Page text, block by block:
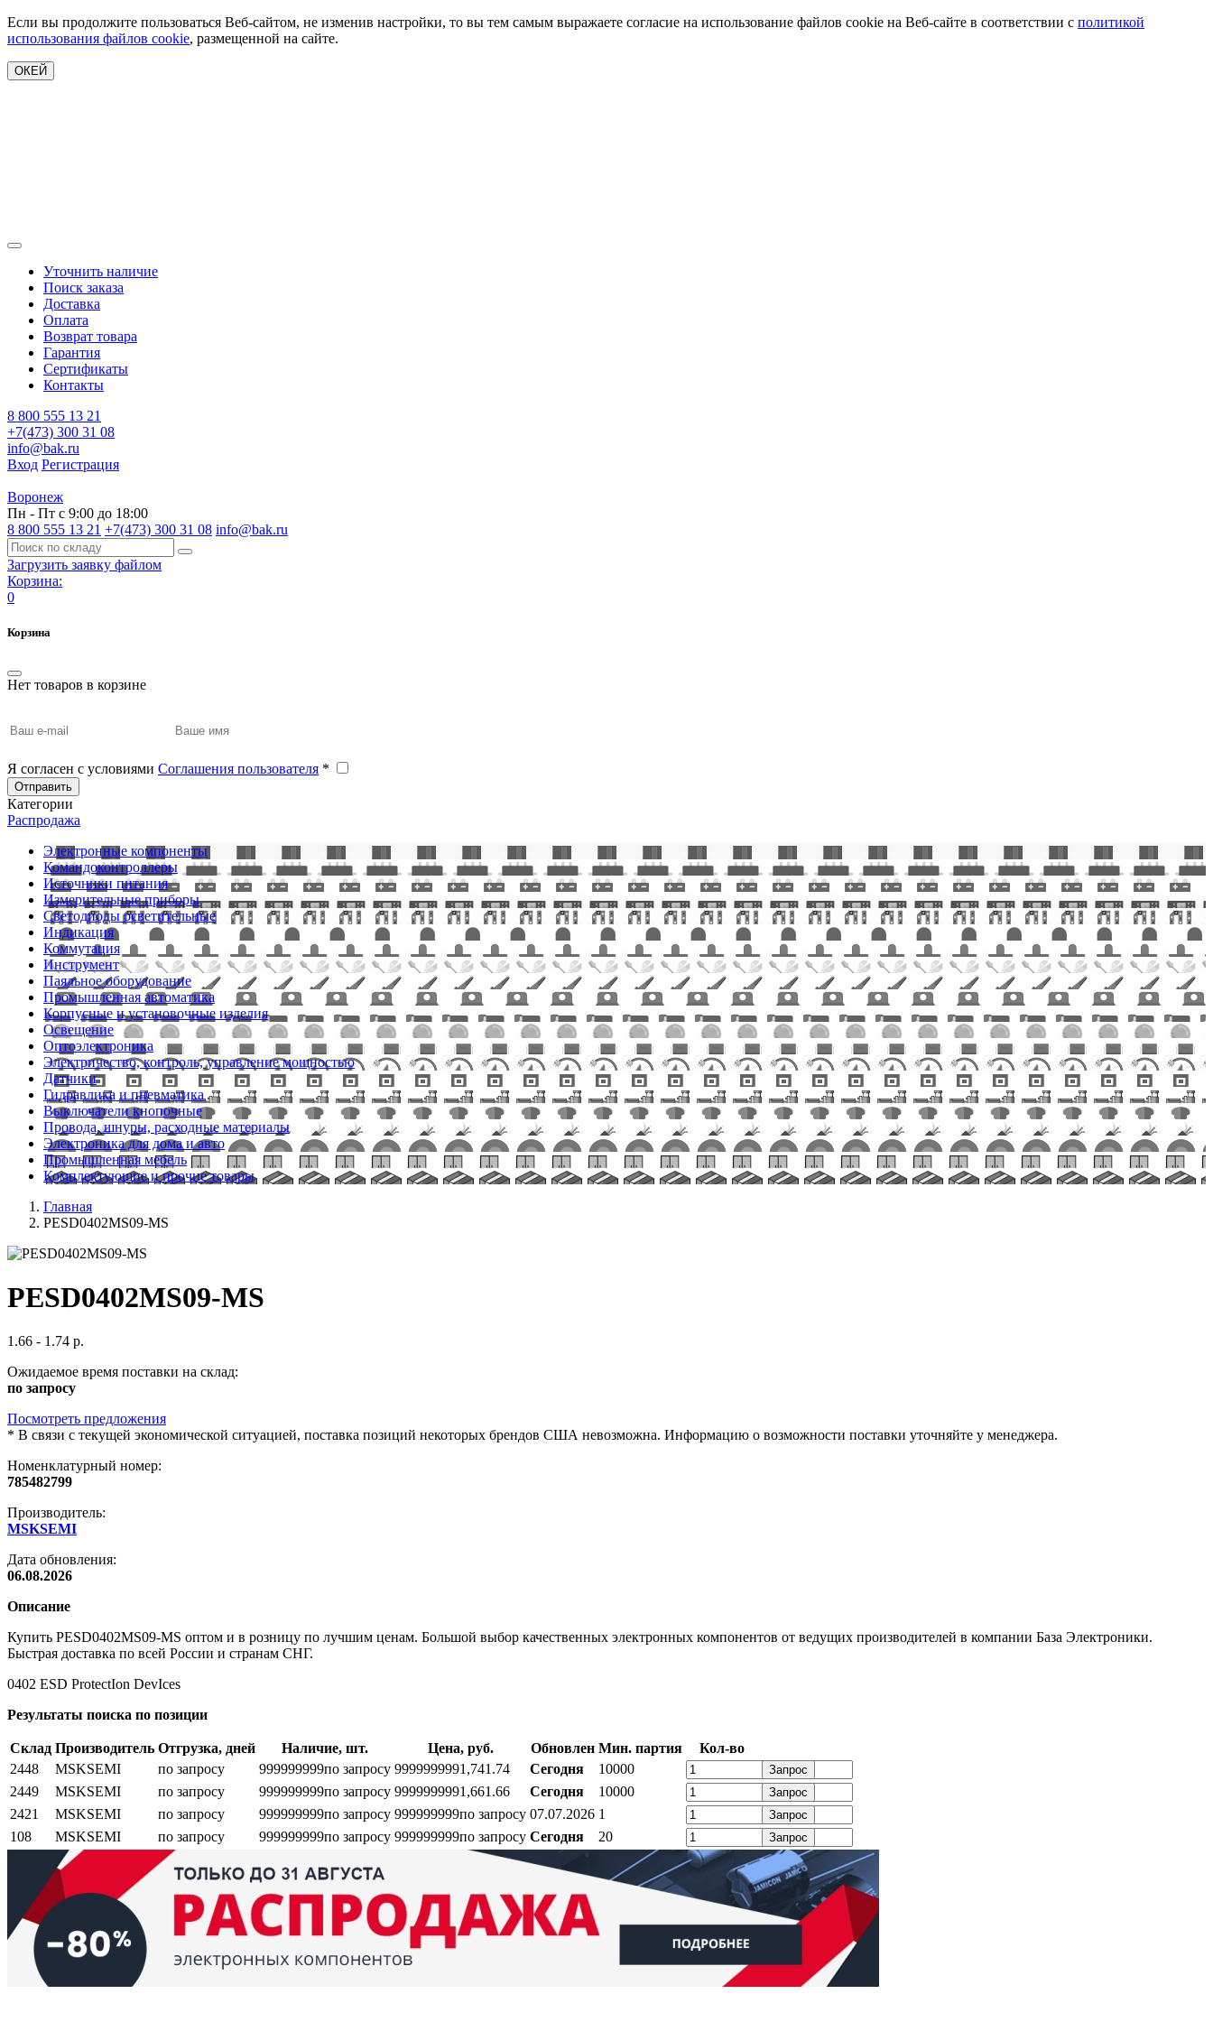
Если вы продолжите пользоваться Веб-сайтом, не изменив настройки, то вы тем самым выражаете согласие на использование файлов cookie на Веб-сайте в соответствии с политикой
использования файлов cookie, размещенной на сайте.
ОКЕЙ
Уточнить наличие
Поиск заказа
Доставка
Оплата
Возврат товара
Гарантия
Сертификаты
Контакты
8 800 555 13 21
+7(473) 300 31 08
info@bak.ru
Вход Регистрация
Воронеж
Пн - Пт с 9:00 до 18:00
8 800 555 13 21 +7(473) 300 31 08 info@bak.ru
Загрузить заявку файлом
Корзина:
0
Корзина
Нет товаров в корзине
Я согласен с условиями Соглашения пользователя *
Отправить
Категории
Распродажа
Электронные компоненты
Командоконтроллеры
Источники питания
Измерительные приборы
Светодиоды осветительные
Индикация
Коммутация
Инструмент
Паяльное оборудование
Промышленная автоматика
Корпусные и установочные изделия
Освещение
Оптоэлектроника
Электричество, контроль, управление мощностью
Датчики
Гидравлика и пневматика
Выключатели кнопочные
Провода, шнуры, расходные материалы
Электроника для дома и авто
Промышленная мебель
Комплектующие и прочие товары
Главная
PESD0402MS09-MS
PESD0402MS09-MS
1.66 - 1.74 р.
Ожидаемое время поставки на склад:
по запросу
Посмотреть предложения
* В связи с текущей экономической ситуацией, поставка позиций некоторых брендов США невозможна. Информацию о возможности поставки уточняйте у менеджера.
Номенклатурный номер:
785482799
Производитель:
MSKSEMI
Дата обновления:
06.08.2026
Описание
Купить PESD0402MS09-MS оптом и в розницу по лучшим ценам. Большой выбор качественных электронных компонентов от ведущих производителей в компании База Электроники.
Быстрая доставка по всей России и странам СНГ.
0402 ESD ProtectIon DevIces
Результаты поиска по позиции
Склад Производитель Отгрузка, дней Наличие, шт. Цена, руб. Обновлен Мин. партия
Кол-во
2448
MSKSEMI по запросу 999999999по запросу 9999999991,741.74 Сегодня 10000 Запрос
2449 MSKSEMI по запросу 999999999по запросу 9999999991,661.66 Сегодня 10000 Запрос
2421 MSKSEMI по запросу 999999999по запросу 999999999по запросу 07.07.2026 1 Запрос
108 MSKSEMI по запросу 999999999по запросу 999999999по запросу Сегодня 20 Запрос